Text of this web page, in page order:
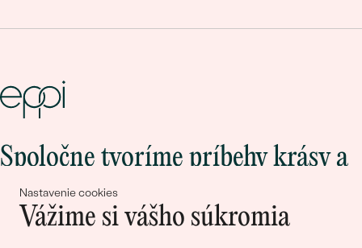
Nastavenie cookies
Vážime si vášho súkromia
Spoločne tvoríme príbehy krásy a
lásky